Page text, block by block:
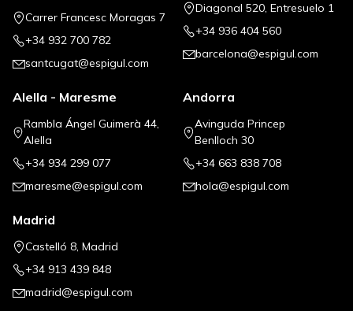
Carrer Francesc Moragas 7
+34 932 700 782
santcugat@espigul.com
Diagonal 520, Entresuelo 1
+34 936 404 560
barcelona@espigul.com
Alella - Maresme
Rambla Ángel Guimerà 44,
Alella
+34 934 299 077
maresme@espigul.com
Andorra
Avinguda Princep
Benlloch 30
+34 663 838 708
hola@espigul.com
Madrid
Castelló 8, Madrid
+34 913 439 848
madrid@espigul.com